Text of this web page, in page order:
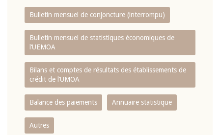
Bulletin mensuel de conjoncture (interrompu)
Bulletin mensuel de statistiques économiques de
l‘UEMOA
Bilans et comptes de résultats des établissements de
crédit de l‘UMOA
Balance des paiements Annuaire statistique
Autres